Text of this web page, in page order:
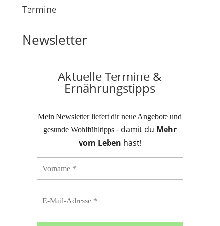
Termine
Newsletter
Aktuelle Termine &
Ernährungstipps
Mein Newsletter liefert dir neue Angebote und
gesunde Wohlfühltipps- damit du Mehr
vom Leben hast!